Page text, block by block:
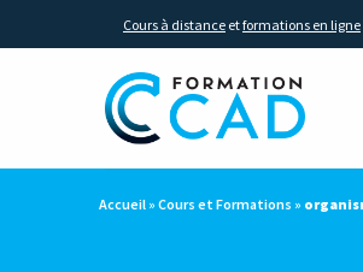
Cours à distance etformations en ligne
Accueil » Cours et Formations »